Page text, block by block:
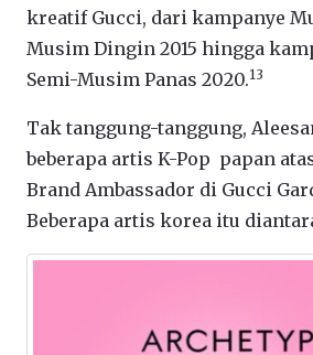
kreatif Gucci, dari kampanye
Musim Dingin 2015 hingga
Semi-Musim Panas 2020.13
Tak tanggung-tanggung,
beberapa artis K-Pop papan
Brand Ambassador di Gucci
Beberapa artis korea itu